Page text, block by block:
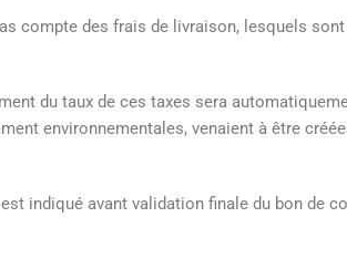
compte des frais de livraison, lesquels
du taux de ces taxes sera
environnementales, venaient à être
indiqué avant validation finale du bon de